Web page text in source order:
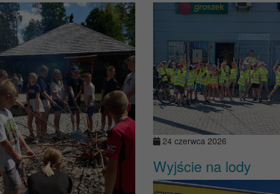
24 czerwca 2026
Wyjście na lody